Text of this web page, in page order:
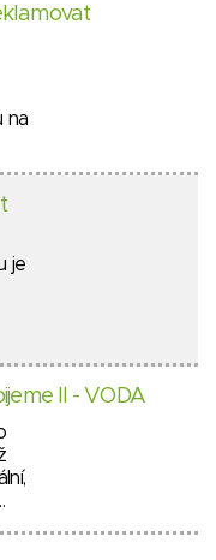
na
je
II - VODA